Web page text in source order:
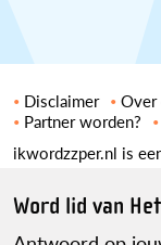
Disclaimer Over
Partner worden?
ikwordzzper.nl is
Word lid van